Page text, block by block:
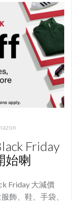
Friday
始喇
Friday 大減價
飾、鞋、手袋、